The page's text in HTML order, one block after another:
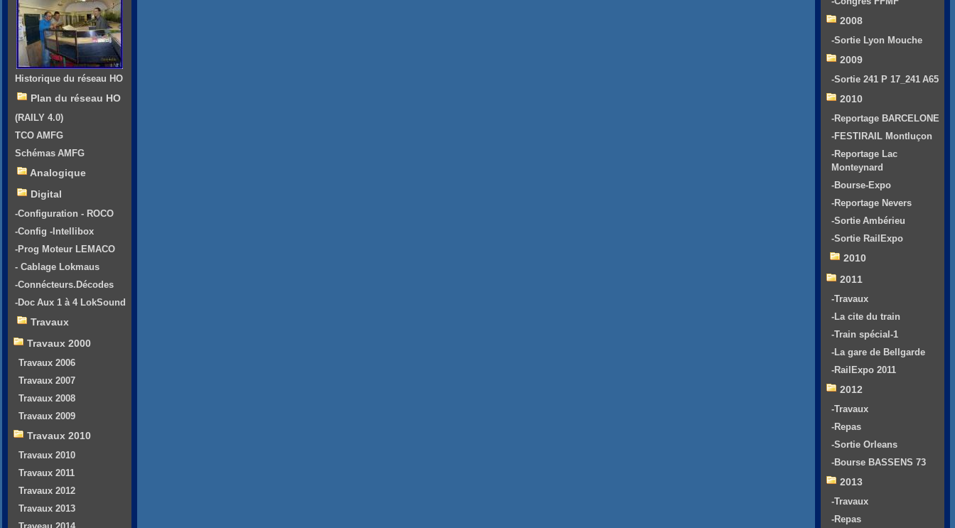
Historique du réseau HO
Plan du réseau HO
(RAILY 4.0)
TCO AMFG
Schémas AMFG
Analogique
Digital
-Configuration - ROCO
-Config -Intellibox
-Prog Moteur LEMACO
- Cablage Lokmaus
-Connécteurs.Décodes
-Doc Aux 1 à 4 LokSound
Travaux
Travaux 2000
Travaux 2006
Travaux 2007
Travaux 2008
Travaux 2009
Travaux 2010
Travaux 2010
Travaux 2011
Travaux 2012
Travaux 2013
2008
-Sortie Lyon Mouche
2009
-Sortie 241 P 17_241 A65
2010
-Reportage BARCELONE
-FESTIRAIL Montluçon
-Reportage Lac
Monteynard
-Bourse-Expo
-Reportage Nevers
-Sortie Ambérieu
-Sortie RailExpo
2010
2011
-Travaux
-La cite du train
-Train spécial-1
-La gare de Bellgarde
-RailExpo 2011
2012
-Travaux
-Repas
-Sortie Orleans
-Bourse BASSENS 73
2013
-Travaux
-Repas